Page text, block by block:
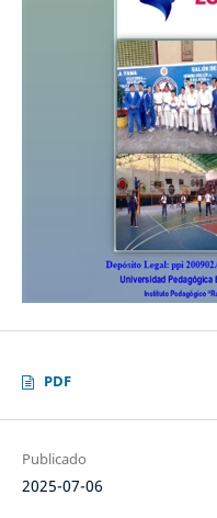
PDF
Publicado
2025-07-06